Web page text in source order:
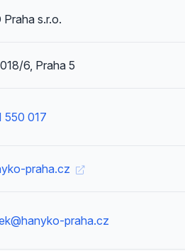
s.r.o.
6, Praha 5
550 017
praha.cz
praha.cz